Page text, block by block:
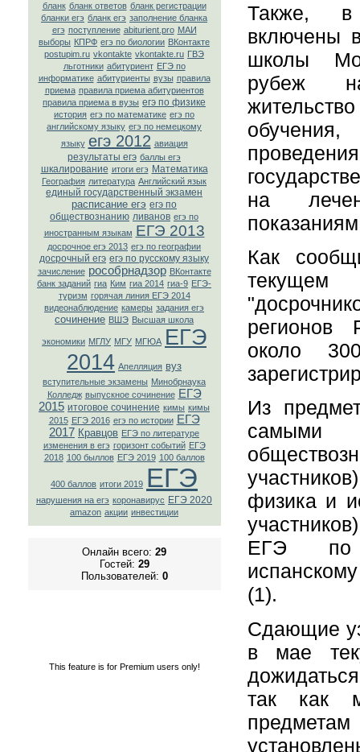
бланк бланк ответов бланк регистрации
бланки егэ бланк егэ заполнение бланка
егэ поступление abiturient.pro МАИ
выборы КПРФ егэ по биологии ВКонтакте
postupim.ru vkontakte vkontakte.ru ГВЭ
льготники абитуриент ЕГЭ по
информатике абитуриенты вузы правила
приема правила приема абитуриентов
правила приема в вузы егэ по физике
история егэ по математике егэ по
английскому языку егэ по немецкому
языку егэ 2012 авиация
результаты егэ баллы егэ
шкалирование итоги егэ Математика
География литература Английский язык
единый государственный экзамен
расписание егэ егэ по
обществознанию ливанов егэ по
иностранным языкам ЕГЭ 2013
досрочное егэ 2013 егэ по географии
досрочный егэ егэ по русскому языку
зачисление рособрнадзор ВКонтaкте
банк заданий гиа Ким гиа 2014 гиа-9 ЕГЭ-
туризм горячая линия ЕГЭ 2014
видеонаблюдение камеры задания егэ
сочинение ВШЭ Высшая школа
экономики МГЛУ МГУ МГЮА ЕГЭ
2014 Апелляция вуз
вступительные экзамены Минобрнаука
Колледж выпускное сочинение ЕГЭ
2015 итоговое сочинение кимы кимы
2015 ЕГЭ 2016 егэ по истории ЕГЭ
2017 Кравцов ЕГЭ по литературе
изменения в егэ горизонт событий ЕГЭ
2018 100 быллов ЕГЭ 2019 100 баллов
400 баллов итоги 2019 ЕГЭ
нарушения на егэ коронавирус ЕГЭ 2020
amazon акции инвестиции
Онлайн всего: 29
Гостей: 29
Пользователей: 0
This feature is for Premium users only!
Также, в
включены
школы
рубеж
на
Как
регионов
около
Из
самыми
физика и
ЕГЭ по
(1).
Сдающие
в мае
так как